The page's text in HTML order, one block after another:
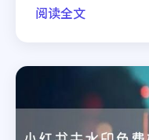
阅读全文